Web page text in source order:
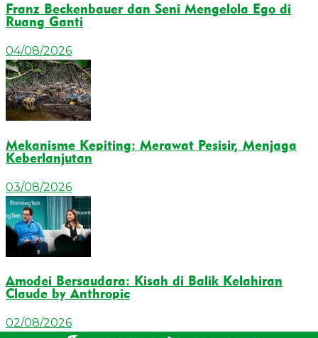
Franz Beckenbauer dan Seni Mengelola Ego di
Ruang Ganti
04/08/2026
Mekanisme Kepiting: Merawat Pesisir, Menjaga
Keberlanjutan
03/08/2026
Amodei Bersaudara: Kisah di Balik Kelahiran
Claude by Anthropic
02/08/2026